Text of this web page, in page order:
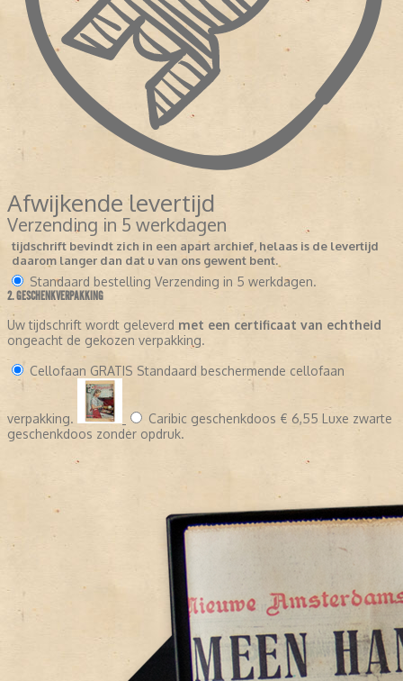
Afwijkende levertijd
Verzending in 5 werkdagen
tijdschrift bevindt zich in een apart archief, helaas is de levertijd
daarom langer dan dat u van ons gewent bent.
Standaard bestelling Verzending in 5 werkdagen.
2. GESCHENKVERPAKKING
Uw tijdschrift wordt geleverd met een certificaat van echtheid
ongeacht de gekozen verpakking.
Cellofaan GRATIS Standaard beschermende cellofaan
verpakking. Caribic geschenkdoos € 6,55 Luxe zwarte
geschenkdoos zonder opdruk.